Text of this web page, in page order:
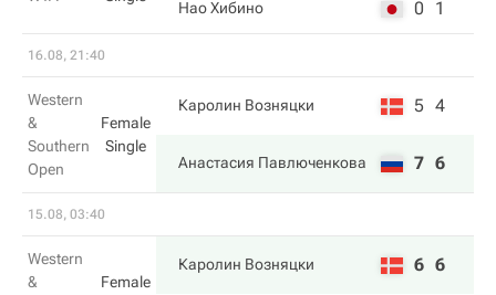
Нао Хибино 0 1
16.08, 21:40
Western
&
Southern
Open
Female
Single
Каролин Возняцки 5 4
Анастасия Павлюченкова 7 6
15.08, 03:40
Western
&
Female
Каролин Возняцки 6 6